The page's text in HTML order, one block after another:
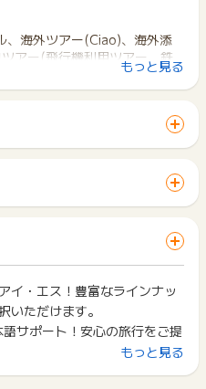
、海外ツアー(Ciao)、海外添
アー(飛行機利用ツアー、鉄
ツアー(日帰りバスツアー、宿
+ホテル(国内ダイナミックパ
アー)単体、海外ホテル単体、
Fiレンタル、お土産宅配 な
のあるもの以外は全てポイン
程度かかる場合がございま
、
ポイントタウンサポートま
お問い合わせをした場合、ポ
ざいます。
もっと見る
やお買い物が完了するまでの
イトに移動した場合はポイン
」ボタンを押した時とサービ
・ブラウザが異なる場合はポ
ご利用される場合は、毎回
へ行ってポイントGET 」ボ
。
主側で対象外とみなし、「獲
。
1商品につき10円単位の金額
のは切り捨てとなり、ポイ
利用して支払われた金額分
ポイント獲得の対象には含
都合もしくは会員様の都合で
された場合、ポイントが無効
イ・エス！豊富なラインナッ
いただけます。
サポート！安心の旅行をご提
もっと見る